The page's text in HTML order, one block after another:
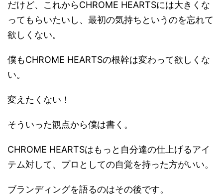
だけど、これからCHROME HEARTSには大きくな
ってもらいたいし、最初の気持ちというのを忘れて
欲しくない。
僕もCHROME HEARTSの根幹は変わって欲しくな
い。
変えたくない！
そういった観点から僕は書く。
CHROME HEARTSはもっと自分達の仕上げるアイ
テム対して、プロとしての自覚を持った方がいい。
ブランディングを語るのはその後です。